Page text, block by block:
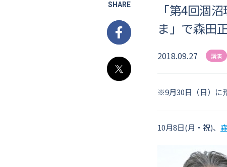
SHARE
Facebook
X
「第4回涸
ま」で森田
2018.09.27 講演
※9月30日（日）に
10月8日(月・祝)、